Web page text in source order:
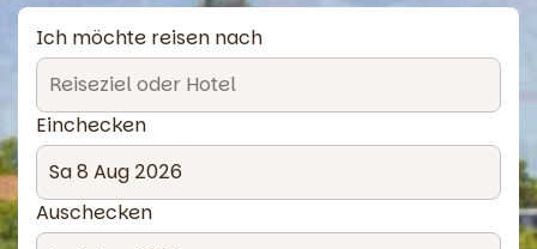
Ich möchte reisen nach
Einchecken
Auschecken